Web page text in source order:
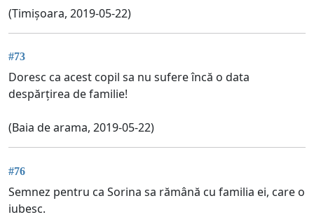
(Timișoara, 2019-05-22)
#73
Doresc ca acest copil sa nu sufere încă o data
despărțirea de familie!
(Baia de arama, 2019-05-22)
#76
Semnez pentru ca Sorina sa rămână cu familia ei, care o
iubesc.